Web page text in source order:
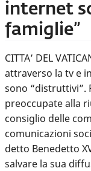
internet
famiglie”
CITTA’ DEL
attraverso la tv e
sono “distruttivi”.
preoccupate alla
consiglio delle
comunicazioni
detto Benedetto
salvare la sua